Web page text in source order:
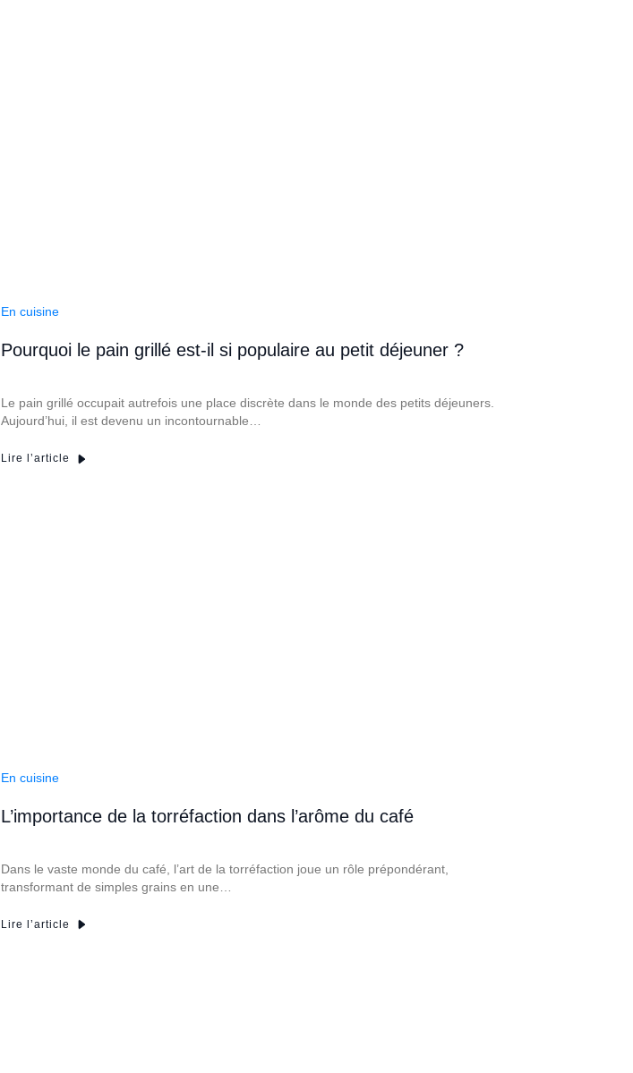
En cuisine
Pourquoi le pain grillé est-il si populaire au petit déjeuner ?
Le pain grillé occupait autrefois une place discrète dans le monde des petits déjeuners.
Aujourd’hui, il est devenu un incontournable…
Lire l’article
En cuisine
L’importance de la torréfaction dans l’arôme du café
Dans le vaste monde du café, l’art de la torréfaction joue un rôle prépondérant,
transformant de simples grains en une…
Lire l’article